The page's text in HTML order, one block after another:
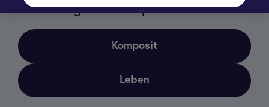
Ihr Einstieg über die Sparte:
Komposit
Leben